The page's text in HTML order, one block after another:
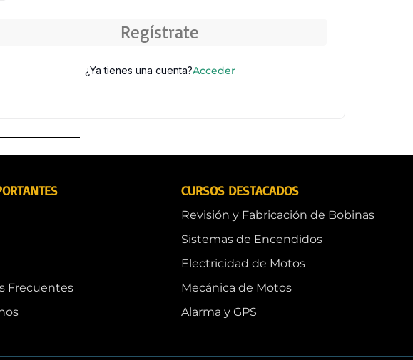
Regístrate
¿Ya tienes una cuenta?Acceder
Frecuentes
CURSOS DESTACADOS
Revisión y Fabricación de Bobinas
Sistemas de Encendidos
Electricidad de Motos
Mecánica de Motos
Alarma y GPS